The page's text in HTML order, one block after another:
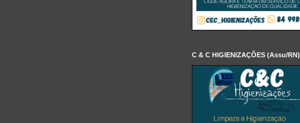
C & C HIGIENIZAÇÕES (Assu/RN)